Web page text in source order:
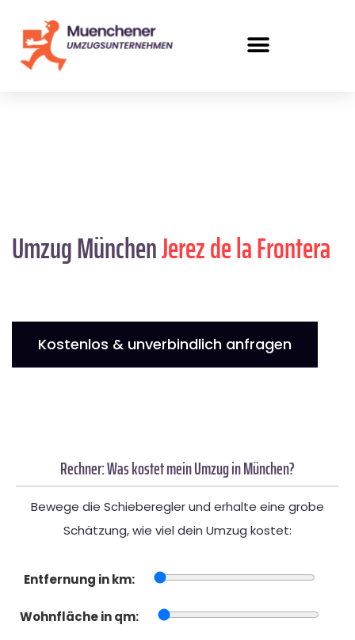
Umzug MünchenJerez de la Frontera
Kostenlos & unverbindlich anfragen
Rechner: Was kostet mein Umzug in München?
Bewege die Schieberegler und erhalte eine grobe
Schätzung, wie viel dein Umzug kostet:
Entfernung in km:
Wohnfläche in qm: